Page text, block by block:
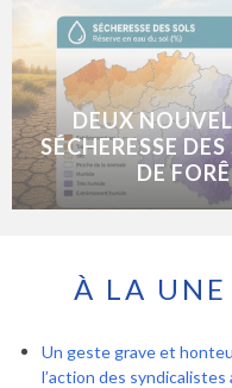
DEUX
SÉCHERESSE
DE
À LA
Un geste grave et
l’action des